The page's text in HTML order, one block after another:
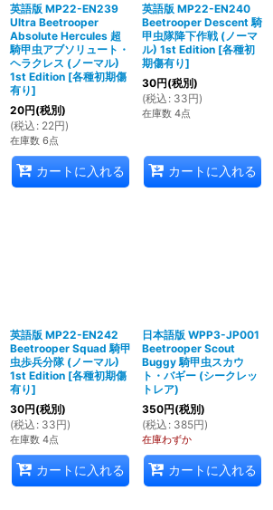
英語版 MP22-EN239
Ultra Beetrooper
Absolute Hercules 超
騎甲虫アブソリュート・
ヘラクレス (ノーマル)
1st Edition [各種初期傷
有り]
20円(税別)
(税込 : 22円)
在庫数 6点
カートに入れる
英語版 MP22-EN240
Beetrooper Descent 騎
甲虫隊降下作戦 (ノーマ
ル) 1st Edition [各種初
期傷有り]
30円(税別)
(税込 : 33円)
在庫数 4点
カートに入れる
英語版 MP22-EN242
Beetrooper Squad 騎甲
虫歩兵分隊 (ノーマル)
1st Edition [各種初期傷
有り]
30円(税別)
(税込 : 33円)
在庫数 4点
カートに入れる
日本語版 WPP3-JP001
Beetrooper Scout
Buggy 騎甲虫スカウ
ト・バギー (シークレッ
トレア)
350円(税別)
(税込 : 385円)
在庫わずか
カートに入れる